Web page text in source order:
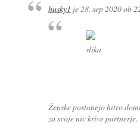
husky1 je 28. sep 2020 ob
slika
Ženske postanejo hitro
za svoje nic krive partnerje.